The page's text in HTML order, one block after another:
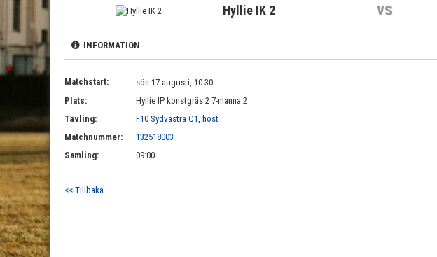
Hyllie IK 2 vs
INFORMATION
Matchstart:
sön 17 augusti, 10:30
Plats:
Hyllie IP konstgräs 2 7-manna 2
Tävling:
F10 Sydvästra C1, höst
Matchnummer:
132518003
Samling:
09:00
<< Tillbaka